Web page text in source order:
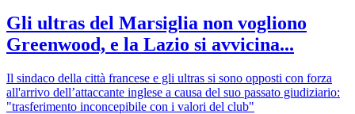
Gli ultras del Marsiglia non vogliono
Greenwood, e la Lazio si avvicina...
Il sindaco della città francese e gli ultras si sono opposti con forza
all'arrivo dell’attaccante inglese a causa del suo passato giudiziario:
"trasferimento inconcepibile con i valori del club"